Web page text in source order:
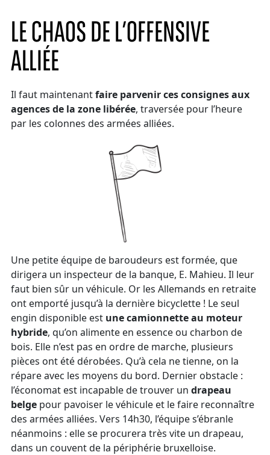
LE CHAOS DE L’OFFENSIVE
ALLIÉE
Il faut maintenantfaire parvenir ces consignes aux
agences de la zone libérée, traversée pour l’heure
par les colonnes des armées alliées.
Une petite équipe de baroudeurs est formée, que
dirigera un inspecteur de la banque, E. Mahieu. Il leur
faut bien sûr un véhicule. Or les Allemands en retraite
ont emporté jusqu’à la dernière bicyclette ! Le seul
engin disponible est une camionnette au moteur
hybride, qu’on alimente en essence ou charbon de
bois. Elle n’est pas en ordre de marche, plusieurs
pièces ont été dérobées. Qu’à cela ne tienne, on la
répare avec les moyens du bord. Dernier obstacle :
l’économat est incapable de trouver un drapeau
belge pour pavoiser le véhicule et le faire reconnaître
des armées alliées. Vers 14h30, l’équipe s’ébranle
néanmoins : elle se procurera très vite un drapeau,
dans un couvent de la périphérie bruxelloise.